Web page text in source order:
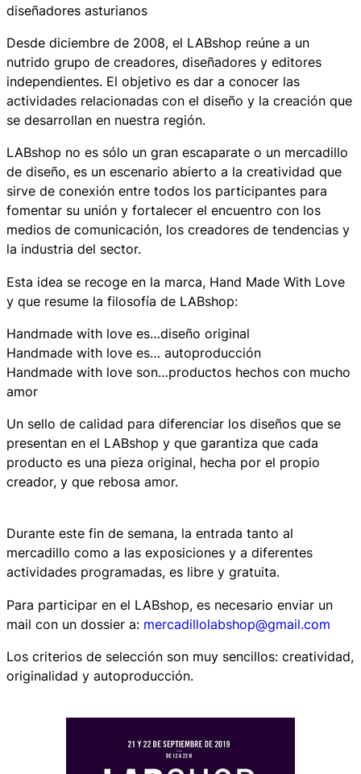
diseñadores asturianos
Desde diciembre de 2008, el LABshop reúne a un
nutrido grupo de creadores, diseñadores y editores
independientes. El objetivo es dar a conocer las
actividades relacionadas con el diseño y la creación que
se desarrollan en nuestra región.
LABshop no es sólo un gran escaparate o un mercadillo
de diseño, es un escenario abierto a la creatividad que
sirve de conexión entre todos los participantes para
fomentar su unión y fortalecer el encuentro con los
medios de comunicación, los creadores de tendencias y
la industria del sector.
Esta idea se recoge en la marca, Hand Made With Love
y que resume la filosofía de LABshop:
Handmade with love es…diseño original
Handmade with love es… autoproducción
Handmade with love son…productos hechos con mucho
amor
Un sello de calidad para diferenciar los diseños que se
presentan en el LABshop y que garantiza que cada
producto es una pieza original, hecha por el propio
creador, y que rebosa amor.
Durante este fin de semana, la entrada tanto al
mercadillo como a las exposiciones y a diferentes
actividades programadas, es libre y gratuita.
Para participar en el LABshop, es necesario enviar un
mail con un dossier a: mercadillolabshop@gmail.com
Los criterios de selección son muy sencillos: creatividad,
originalidad y autoproducción.